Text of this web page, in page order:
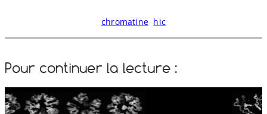
chromatine hic
Pour continuer la lecture :